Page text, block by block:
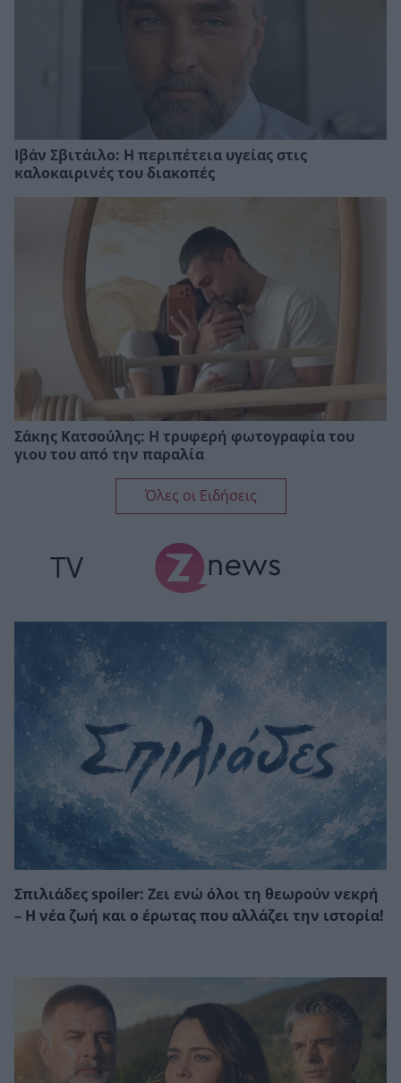
Ιβάν Σβιτάιλο: Η περιπέτεια υγείας στις
καλοκαιρινές του διακοπές
Σάκης Κατσούλης: Η τρυφερή φωτογραφία του
γιου του από την παραλία
Όλες οι Ειδήσεις
TV
Σπιλιάδες spoiler: Ζει ενώ όλοι τη θεωρούν νεκρή
– Η νέα ζωή και ο έρωτας που αλλάζει την ιστορία!